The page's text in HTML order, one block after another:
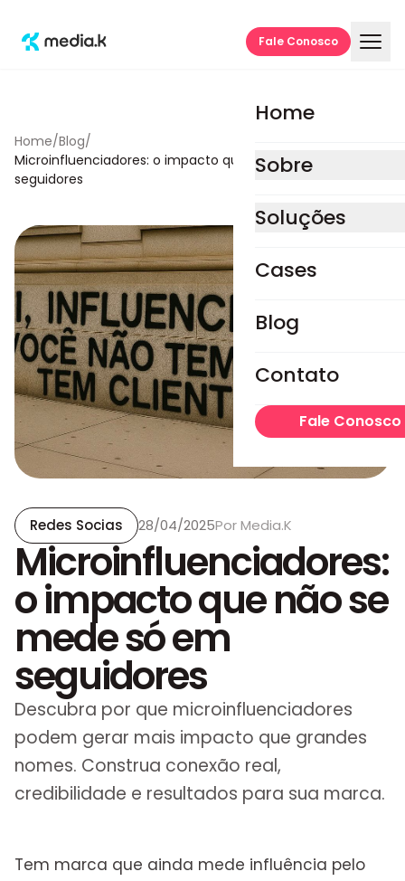
Fale Conosco
Home
Sobre
Soluções
Consultoria
Mídias pagas
Sites e lojas virtuais
Otimização SEO e
Marca e Conteúdo
Construção de Marca
Produção de
Dados e Tecnologia
BI e Insights
TaggingScan
Outsourcing
Squad dedicado
Cases
Blog
Contato
Fale Conosco
Home/Blog/
Microinfluenciadores: o impacto que não se mede só em
seguidores
Redes Socias 28/04/2025PorMedia.K
Microinfluenciadores:
o impacto que não se
mede só em
seguidores
Descubra por que microinfluenciadores
podem gerar mais impacto que grandes
nomes. Construa conexão real,
credibilidade e resultados para sua marca.
Tem marca que ainda mede influência pelo